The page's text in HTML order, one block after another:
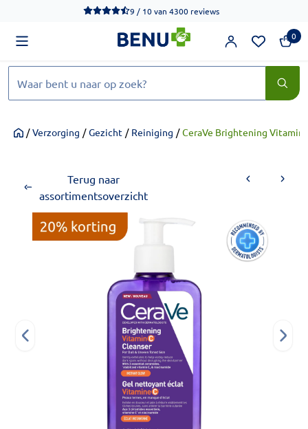
We werken momenteel hard aan het verbeteren van de
9 / 10van 4300 reviews
0
Home/ Verzorging / Gezicht / Reiniging / CeraVe Brightening
Terug naar
assortimentsoverzicht